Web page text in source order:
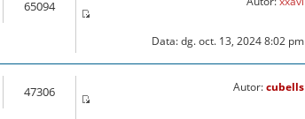
65094
Data: dg. oct. 13, 2024 8:02 pm
47306 Autor:cubells